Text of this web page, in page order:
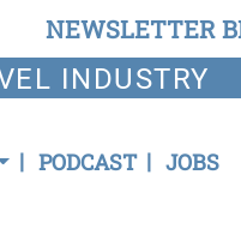
NEWSLETTER
INDUSTRY
PODCAST JOBS